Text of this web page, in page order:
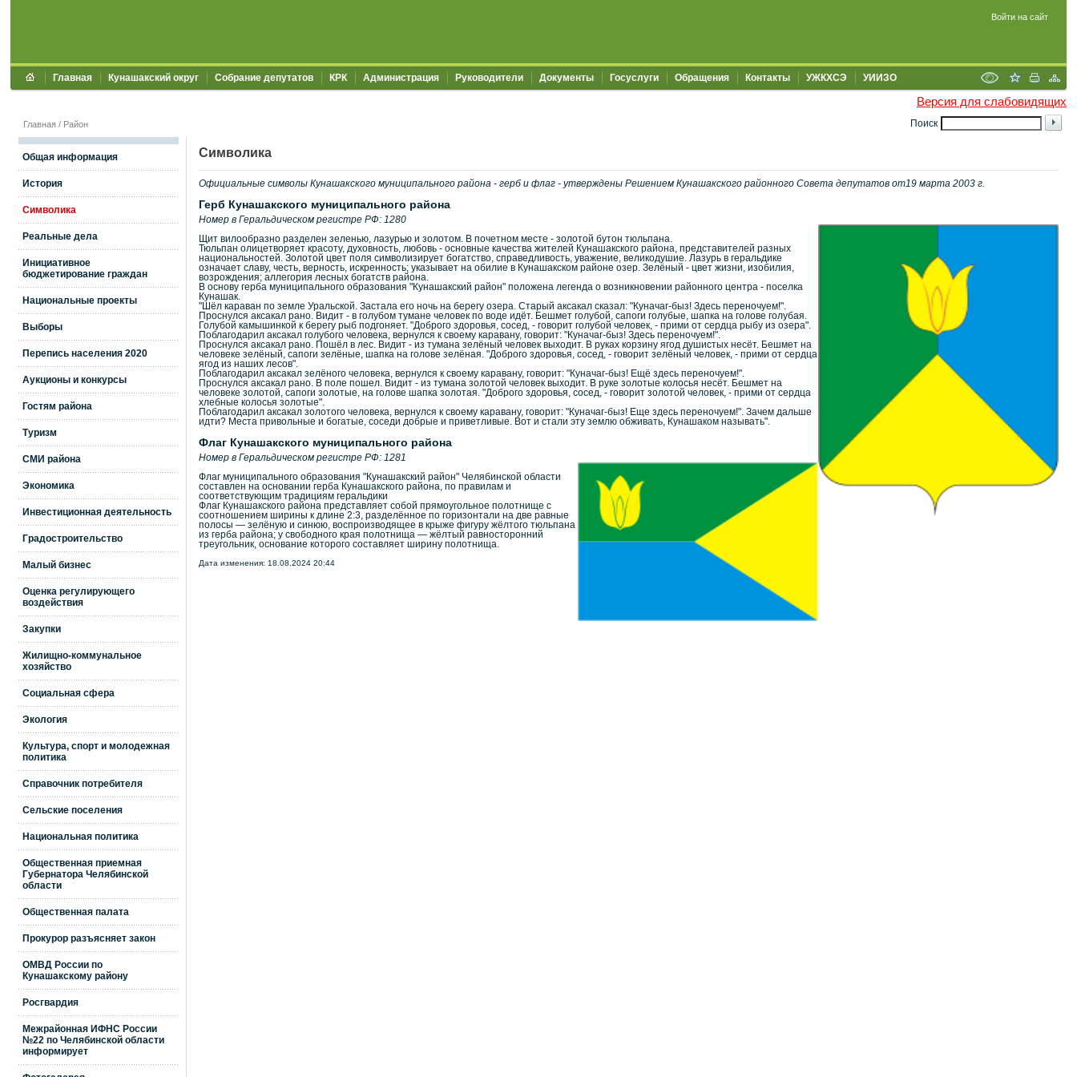
Войти на сайт
Главная Кунашакский округ Собрание депутатов КРК Администрация Руководители Документы Госуслуги Обращения Контакты УЖКХСЭ УИИЗО
Версия для слабовидящих
Поиск
Главная / Район
Общая информация
История
Символика
Реальные дела
Инициативное
бюджетирование граждан
Национальные проекты
Выборы
Перепись населения 2020
Аукционы и конкурсы
Гостям района
Туризм
СМИ района
Экономика
Инвестиционная деятельность
Градостроительство
Малый бизнес
Оценка регулирующего
воздействия
Закупки
Жилищно-коммунальное
хозяйство
Социальная сфера
Экология
Культура, спорт и молодежная
политика
Справочник потребителя
Сельские поселения
Национальная политика
Общественная приемная
Губернатора Челябинской
области
Общественная палата
Прокурор разъясняет закон
ОМВД России по
Кунашакскому району
Росгвардия
Межрайонная ИФНС России
№22 по Челябинской области
информирует
Символика
Официальные символы Кунашакского муниципального района - герб и флаг - утверждены Решением Кунашакского районного Совета депутатов от19 марта 2003 г.
Герб Кунашакского муниципального района
Номер в Геральдическом регистре РФ: 1280
Щит вилообразно разделен зеленью, лазурью и золотом. В почетном месте - золотой бутон тюльпана.
Тюльпан олицетворяет красоту, духовность, любовь - основные качества жителей Кунашакского района, представителей разных
национальностей. Золотой цвет поля символизирует богатство, справедливость, уважение, великодушие. Лазурь в геральдике
означает славу, честь, верность, искренность; указывает на обилие в Кунашакском районе озер. Зелёный - цвет жизни, изобилия,
возрождения; аллегория лесных богатств района.
В основу герба муниципального образования "Кунашакский район" положена легенда о возникновении районного центра - поселка
Кунашак.
"Шёл караван по земле Уральской. Застала его ночь на берегу озера. Старый аксакал сказал: "Куначаг-быз! Здесь переночуем!".
Проснулся аксакал рано. Видит - в голубом тумане человек по воде идёт. Бешмет голубой, сапоги голубые, шапка на голове голубая.
Голубой камышинкой к берегу рыб подгоняет. "Доброго здоровья, сосед, - говорит голубой человек, - прими от сердца рыбу из озера".
Поблагодарил аксакал голубого человека, вернулся к своему каравану, говорит: "Куначаг-быз! Здесь переночуем!".
Проснулся аксакал рано. Пошёл в лес. Видит - из тумана зелёный человек выходит. В руках корзину ягод душистых несёт. Бешмет на
человеке зелёный, сапоги зелёные, шапка на голове зелёная. "Доброго здоровья, сосед, - говорит зелёный человек, - прими от сердца
ягод из наших лесов".
Поблагодарил аксакал зелёного человека, вернулся к своему каравану, говорит: "Куначаг-быз! Ещё здесь переночуем!".
Проснулся аксакал рано. В поле пошел. Видит - из тумана золотой человек выходит. В руке золотые колосья несёт. Бешмет на
человеке золотой, сапоги золотые, на голове шапка золотая. "Доброго здоровья, сосед, - говорит золотой человек, - прими от сердца
хлебные колосья золотые".
Поблагодарил аксакал золотого человека, вернулся к своему каравану, говорит: "Куначаг-быз! Еще здесь переночуем!". Зачем дальше
идти? Места привольные и богатые, соседи добрые и приветливые. Вот и стали эту землю обживать, Кунашаком называть".
Флаг Кунашакского муниципального района
Номер в Геральдическом регистре РФ: 1281
Флаг муниципального образования "Кунашакский район" Челябинской области
составлен на основании герба Кунашакского района, по правилам и
соответствующим традициям геральдики
Флаг Кунашакского района представляет собой прямоугольное полотнище с
соотношением ширины к длине 2:3, разделённое по горизонтали на две равные
полосы — зелёную и синюю, воспроизводящее в крыже фигуру жёлтого тюльпана
из герба района; у свободного края полотнища — жёлтый равносторонний
треугольник, основание которого составляет ширину полотнища.
Дата изменения: 18.08.2024 20:44